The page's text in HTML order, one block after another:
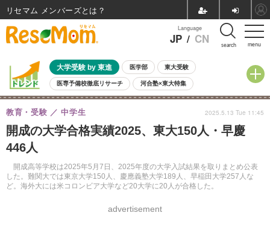
menu
Language
JP / CN search
大学受験 by 東進 医学部 東大受験
医専予備校徹底リサーチ 河合塾×東大特集
親子で考える大学選び 高校受験 中学受験 小学校受験
共通テスト 夏休み
8月開催イベント・WS 全国公立高校 過去問 人気記事
自由研究教材（小学生向け）
開成の大学合格実績2025、東大150人・早慶
446人
開成高等学校は2025年5月7日、2025年度の大学入試結果を取りまとめ公表
した。難関大では東京大学150人、慶應義塾大学189人、早稲田大学257人な
ど。海外大には米コロンビア大学など20大学に20人が合格した。
教育・受験 中学生
advertisement
2025.5.13 Tue 11:45
リセマム メンバーズ